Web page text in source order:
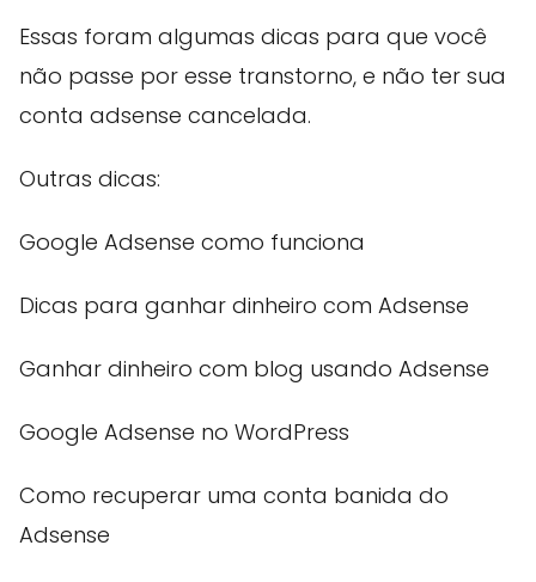
Essas foram algumas dicas para que você
não passe por esse transtorno, e não ter sua
conta adsense cancelada.
Outras dicas:
Google Adsense como funciona
Dicas para ganhar dinheiro com Adsense
Ganhar dinheiro com blog usando Adsense
Google Adsense no WordPress
Como recuperar uma conta banida do
Adsense